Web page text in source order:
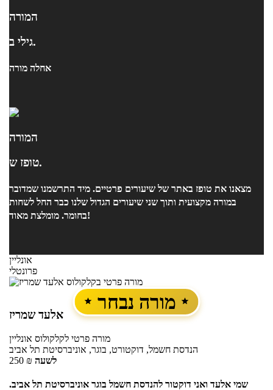
המורה
גילי ב.
אחלה מורה
המורה
טופז ש.
מצאנו את טופז באתר של שיעורים פרטיים. מיד התרשמנו שמדובר
במורה מקצועית ותוך שני שיעורים הגדול שלנו כבר החל לשחות
בחומר. מומלצת מאוד!
אונליין
פרונטלי
מורה נבחר
אלעד שמריז
מורה פרטי לקלקולוס אונליין
הנדסת חשמל, דוקטורט, בוגר, אוניברסיטת תל אביב
250 ₪ לשעה
שמי אלעד ואני דוקטור להנדסת חשמל בוגר אוניברסיטת תל אביב.